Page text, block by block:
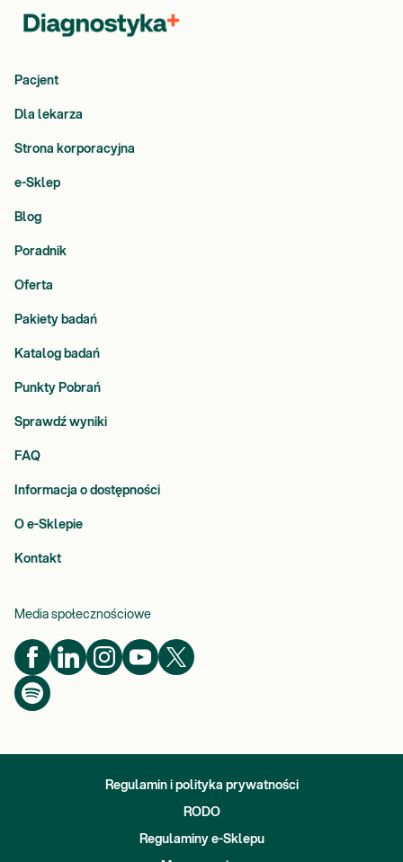
Pacjent
Dla lekarza
Strona korporacyjna
e-Sklep
Blog
Poradnik
Oferta
Pakiety badań
Katalog badań
Punkty Pobrań
Sprawdź wyniki
FAQ
Informacja o dostępności
O e-Sklepie
Kontakt
Media społecznościowe
Regulamin i polityka prywatności
RODO
Regulaminy e-Sklepu